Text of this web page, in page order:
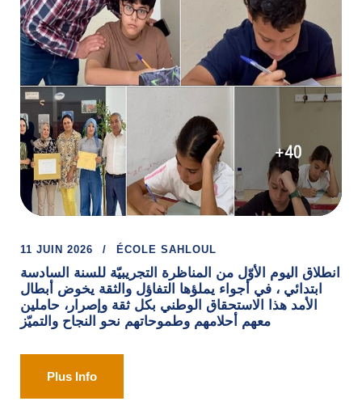
11 JUIN 2026 ÉCOLE SAHLOUL
انطلاق اليوم الأوّل من المناظرة التجريبيّة للسنة السادسة
ابتدائي ، في أجواء يملؤها التفاؤل والثقة يخوض أبطال
الأمد هذا الاستحقاق الوطني بكل ثقة وإصرار، حاملين
معهم أحلامهم وطموحاتهم نحو النجاح والتميّز
Plus Info